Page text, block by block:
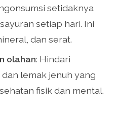
setidaknya
setiap hari. Ini
dan serat.
olahan: Hindari
lemak jenuh yang
fisik dan mental.